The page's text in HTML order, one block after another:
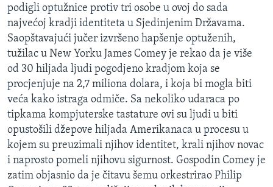
IZBJEGLIČKA STRANA
MAGAZIN
O GLASU AMERIKE
Learning English
PRATITE NAS
Jezici
podigli optužnice protiv tri osobe u ovoj do sada
najvećoj kradji identiteta u Sjedinjenim Državama.
Saopštavajući jučer izvršeno hapšenje optuženih,
tužilac u New Yorku James Comey je rekao da je više
od 30 hiljada ljudi pogodjeno kradjom koja se
procjenjuje na 2,7 miliona dolara, i koja bi mogla biti
veća kako istraga odmiče. Sa nekoliko udaraca po
tipkama kompjuterske tastature ovi su ljudi u biti
opustošili džepove hiljada Amerikanaca u procesu u
kojem su preuzimali njihov identitet, krali njihov novac
i naprosto pomeli njihovu sigurnost. Gospodin Comey je
zatim objasnio da je čitavu šemu orkestrirao Philip